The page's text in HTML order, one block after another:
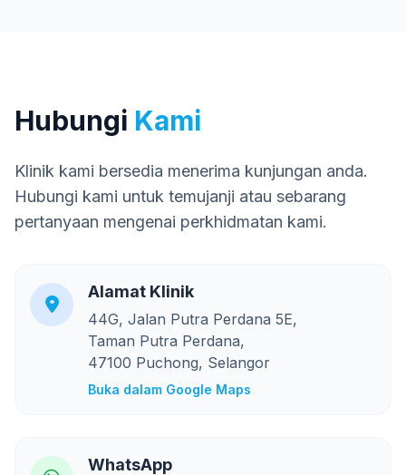
Hubungi Kami
Klinik kami bersedia menerima kunjungan anda.
Hubungi kami untuk temujanji atau sebarang
pertanyaan mengenai perkhidmatan kami.
Alamat Klinik
44G, Jalan Putra Perdana 5E,
Taman Putra Perdana,
47100 Puchong, Selangor
Buka dalam Google Maps
WhatsApp